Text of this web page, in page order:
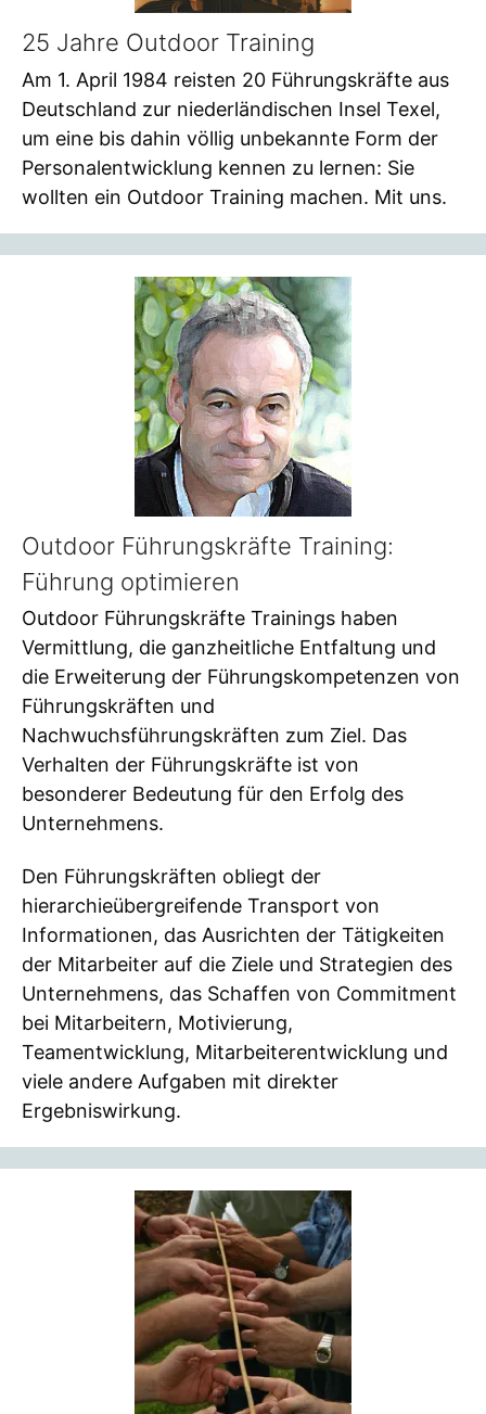
25 Jahre Outdoor Training
Am 1. April 1984 reisten 20 Führungskräfte aus
Deutschland zur niederländischen Insel Texel,
um eine bis dahin völlig unbekannte Form der
Personalentwicklung kennen zu lernen: Sie
wollten ein Outdoor Training machen. Mit uns.
Outdoor Führungskräfte Training:
Führung optimieren
Outdoor Führungskräfte Trainings haben
Vermittlung, die ganzheitliche Entfaltung und
die Erweiterung der Führungskompetenzen von
Führungskräften und
Nachwuchsführungskräften zum Ziel. Das
Verhalten der Führungskräfte ist von
besonderer Bedeutung für den Erfolg des
Unternehmens.
Den Führungskräften obliegt der
hierarchieübergreifende Transport von
Informationen, das Ausrichten der Tätigkeiten
der Mitarbeiter auf die Ziele und Strategien des
Unternehmens, das Schaffen von Commitment
bei Mitarbeitern, Motivierung,
Teamentwicklung, Mitarbeiterentwicklung und
viele andere Aufgaben mit direkter
Ergebniswirkung.